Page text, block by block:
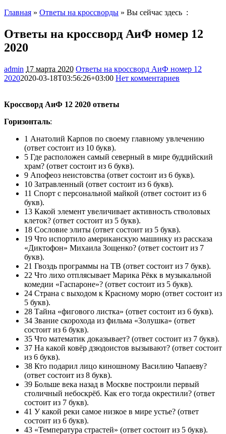
Главная » Ответы на кроссворды » Вы сейчас здесь :
Ответы на кроссворд АиФ номер 12
2020
admin 17 марта 2020 Ответы на кроссворд АиФ номер 12
20202020-03-18T03:56:26+03:00 Нет комментариев
Кроссворд АиФ 12 2020 ответы
Горизонталь:
1 Анатолий Карпов по своему главному увлечению
(ответ состоит из 10 букв).
5 Где расположен самый северный в мире буддийский
храм? (ответ состоит из 6 букв).
9 Апофеоз неистовства (ответ состоит из 6 букв).
10 Затравленный (ответ состоит из 6 букв).
11 Спорт с персональной майкой (ответ состоит из 6
букв).
13 Какой элемент увеличивает активность стволовых
клеток? (ответ состоит из 5 букв).
18 Сословие элиты (ответ состоит из 5 букв).
19 Что испортило американскую машинку из рассказа
«Диктофон» Михаила Зощенко? (ответ состоит из 7
букв).
21 Гвоздь программы на TВ (ответ состоит из 7 букв).
22 Что лихо отплясывает Марика Рёкк в музыкальной
комедии «Гаспароне»? (ответ состоит из 5 букв).
24 Страна с выходом к Красному морю (ответ состоит из
5 букв).
28 Тайна «фигового листка» (ответ состоит из 6 букв).
34 Звание скорохода из фильма «Золушка» (ответ
состоит из 6 букв).
35 Что математик доказывает? (ответ состоит из 7 букв).
37 На какой ковёр дзюдоистов вызывают? (ответ состоит
из 6 букв).
38 Кто подарил лицо киношному Василию Чапаеву?
(ответ состоит из 8 букв).
39 Больше века назад в Москве построили первый
столичный небоскрёб. Как его тогда окрестили? (ответ
состоит из 7 букв).
41 У какой реки самое низкое в мире устье? (ответ
состоит из 6 букв).
43 «Температура страстей» (ответ состоит из 5 букв).